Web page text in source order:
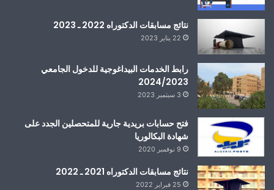
نتائج مسابقات الدكتوراه 2022 ـ 2023
22 يناير 2023
رابط الخدمات البيداغوجية للدخول الجامعي
2024/2023
3 سبتمبر 2023
فتح حسابات بريدية جارية للمتحصلين الجدد على
شهادة البكالوريا
9 نوفمبر 2020
نتائج مسابقات الدكتوراه 2021 ـ 2022
25 فبراير 2022